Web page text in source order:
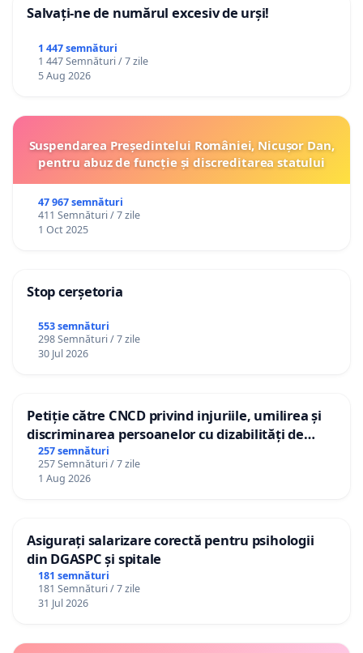
Salvați-ne de numărul excesiv de urși!
1 447 semnături
1 447 Semnături / 7 zile
5 Aug 2026
Suspendarea Președintelui României, Nicușor Dan,
pentru abuz de funcție și discreditarea statului
47 967 semnături
411 Semnături / 7 zile
1 Oct 2025
Stop cerșetoria
553 semnături
298 Semnături / 7 zile
30 Jul 2026
Petiție către CNCD privind injuriile, umilirea și
discriminarea persoanelor cu dizabilități de
către utilizatorul TikTok „Gorici”
257 semnături
257 Semnături / 7 zile
1 Aug 2026
Asigurați salarizare corectă pentru psihologii
din DGASPC și spitale
181 semnături
181 Semnături / 7 zile
31 Jul 2026